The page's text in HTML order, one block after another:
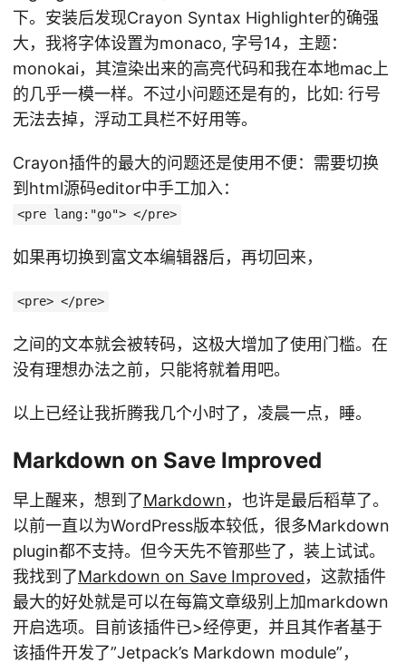
下。安装后发现Crayon Syntax Highlighter的确强
大，我将字体设置为monaco, 字号14，主题：
monokai，其渲染出来的高亮代码和我在本地mac上
的几乎一模一样。不过小问题还是有的，比如: 行号
无法去掉，浮动工具栏不好用等。
Crayon插件的最大的问题还是使用不便：需要切换
到html源码editor中手工加入：
<pre lang:"go"> </pre>
如果再切换到富文本编辑器后，再切回来，
<pre> </pre>
之间的文本就会被转码，这极大增加了使用门槛。在
没有理想办法之前，只能将就着用吧。
以上已经让我折腾我几个小时了，凌晨一点，睡。
Markdown on Save Improved
早上醒来，想到了Markdown，也许是最后稻草了。
以前一直以为WordPress版本较低，很多Markdown
plugin都不支持。但今天先不管那些了，装上试试。
我找到了Markdown on Save Improved，这款插件
最大的好处就是可以在每篇文章级别上加markdown
开启选项。目前该插件已>经停更，并且其作者基于
该插件开发了”Jetpack’s Markdown module”，